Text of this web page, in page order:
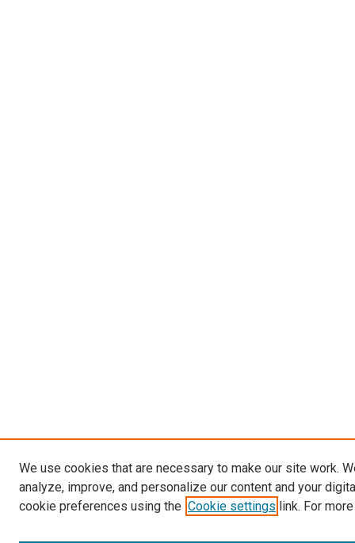
We use cookies that are necessary to make our site work.
analyze, improve, and personalize our content and your
cookie preferences using the Cookie settings link. For